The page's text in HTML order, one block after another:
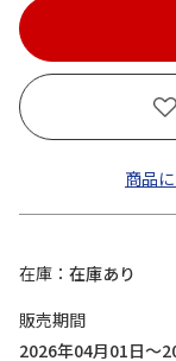
商品
在庫
在庫あり
販売期間
2026年04月01日～